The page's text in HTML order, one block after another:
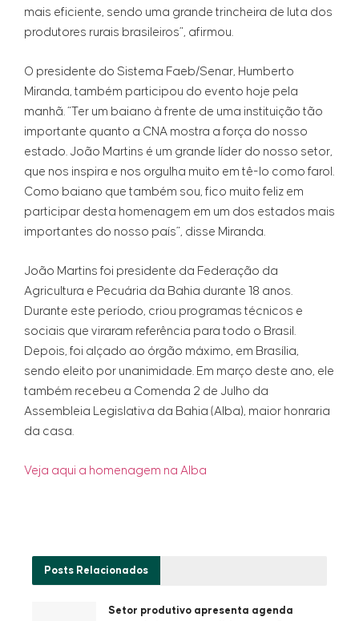
mais eficiente, sendo uma grande trincheira de luta dos
produtores rurais brasileiros”, afirmou.
O presidente do Sistema Faeb/Senar, Humberto
Miranda, também participou do evento hoje pela
manhã. “Ter um baiano à frente de uma instituição tão
importante quanto a CNA mostra a força do nosso
estado. João Martins é um grande líder do nosso setor,
que nos inspira e nos orgulha muito em tê-lo como farol.
Como baiano que também sou, fico muito feliz em
participar desta homenagem em um dos estados mais
importantes do nosso país”, disse Miranda.
João Martins foi presidente da Federação da
Agricultura e Pecuária da Bahia durante 18 anos.
Durante este período, criou programas técnicos e
sociais que viraram referência para todo o Brasil.
Depois, foi alçado ao órgão máximo, em Brasília,
sendo eleito por unanimidade. Em março deste ano, ele
também recebeu a Comenda 2 de Julho da
Assembleia Legislativa da Bahia (Alba), maior honraria
da casa.
Veja aqui a homenagem na Alba
Posts Relacionados
Setor produtivo apresenta agenda